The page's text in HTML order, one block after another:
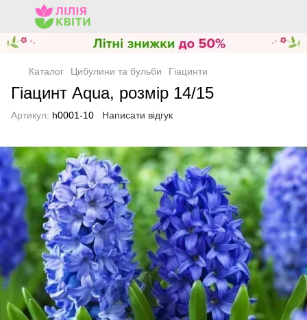
Каталог Цибулини та бульби Гіацинти
Гіацинт Аqua, розмір 14/15
Артикул: h0001-10 Написати відгук